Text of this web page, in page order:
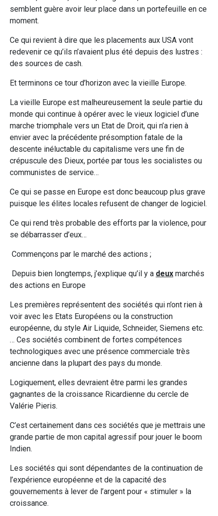
semblent guère avoir leur place dans un portefeuille en ce
moment.
Ce qui revient à dire que les placements aux USA vont
redevenir ce qu’ils n’avaient plus été depuis des lustres :
des sources de cash.
Et terminons ce tour d’horizon avec la vieille Europe.
La vieille Europe est malheureusement la seule partie du
monde qui continue à opérer avec le vieux logiciel d’une
marche triomphale vers un Etat de Droit, qui n’a rien à
envier avec la précédente présomption fatale de la
descente inéluctable du capitalisme vers une fin de
crépuscule des Dieux, portée par tous les socialistes ou
communistes de service…
Ce qui se passe en Europe est donc beaucoup plus grave
puisque les élites locales refusent de changer de logiciel.
Ce qui rend très probable des efforts par la violence, pour
se débarrasser d’eux…
Commençons par le marché des actions ;
Depuis bien longtemps, j’explique qu’il y a deux marchés
des actions en Europe
Les premières représentent des sociétés qui n’ont rien à
voir avec les Etats Européens ou la construction
européenne, du style Air Liquide, Schneider, Siemens etc.
… Ces sociétés combinent de fortes compétences
technologiques avec une présence commerciale très
ancienne dans la plupart des pays du monde.
Logiquement, elles devraient être parmi les grandes
gagnantes de la croissance Ricardienne du cercle de
Valérie Pieris.
C’est certainement dans ces sociétés que je mettrais une
grande partie de mon capital agressif pour jouer le boom
Indien.
Les sociétés qui sont dépendantes de la continuation de
l’expérience européenne et de la capacité des
gouvernements à lever de l’argent pour « stimuler » la
croissance.